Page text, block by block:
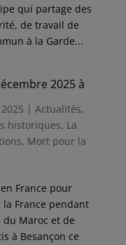
qui partage des
de travail de
à la Garde...
2025 à
| Actualités,
historiques, La
, Mort pour la
France pour
France pendant
du Maroc et de
à Besançon ce